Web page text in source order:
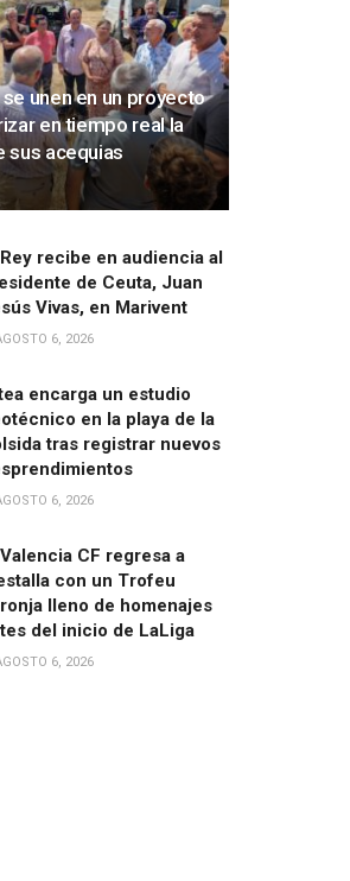
unen en un proyecto
en tiempo real la
sus acequias
recibe en audiencia al
de Ceuta, Juan
Vivas, en Marivent
6, 2026
encarga un estudio
en la playa de la
tras registrar nuevos
6, 2026
CF regresa a
con un Trofeu
lleno de homenajes
del inicio de LaLiga
6, 2026